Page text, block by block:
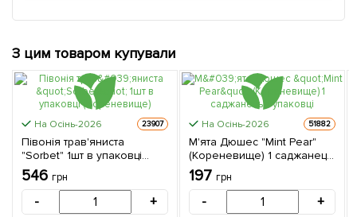
З цим товаром купували
На Осінь-2026 23907
Півонія трав'яниста
"Sorbet" 1шт в упаковці
(Кореневище)
546 грн
- +
На Осінь-2026 51882
М'ята Дюшес "Mint Pear"
(Кореневище) 1 саджанець
в упаковці
197 грн
- +